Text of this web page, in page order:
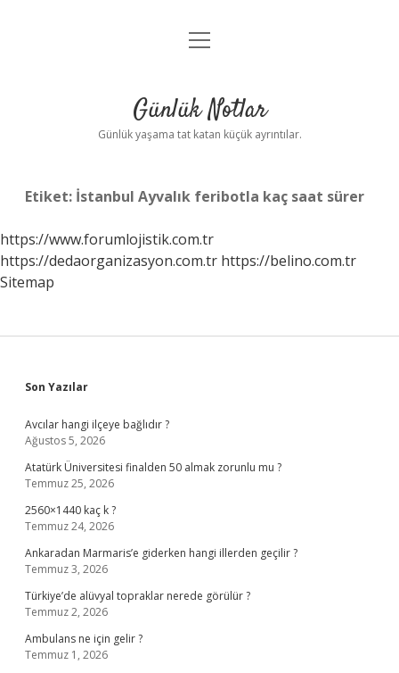
Anasayfa
Yasal Uyarı
menüyü
Günlük Notlar
Günlük yaşama tat katan küçük ayrıntılar.
Etiket: İstanbul Ayvalık feribotla kaç saat sürer
https://www.forumlojistik.com.tr
https://dedaorganizasyon.com.tr https://belino.com.tr
Sitemap
Sidebar
Son Yazılar
Avcılar hangi ilçeye bağlıdır ?
Ağustos 5, 2026
Atatürk Üniversitesi finalden 50 almak zorunlu mu ?
Temmuz 25, 2026
2560×1440 kaç k ?
Temmuz 24, 2026
Ankaradan Marmaris’e giderken hangi illerden geçilir ?
Temmuz 3, 2026
Türkiye’de alüvyal topraklar nerede görülür ?
Temmuz 2, 2026
Ambulans ne için gelir ?
Temmuz 1, 2026